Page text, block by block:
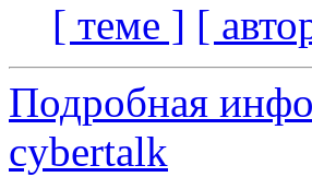
[ теме ] [
Подробная
cybertalk